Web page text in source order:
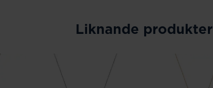
Liknande produkter